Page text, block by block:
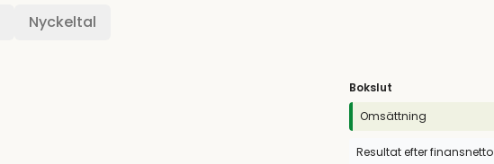
Nyckeltal
Bokslut
Omsättning
Resultat efter finansnetto